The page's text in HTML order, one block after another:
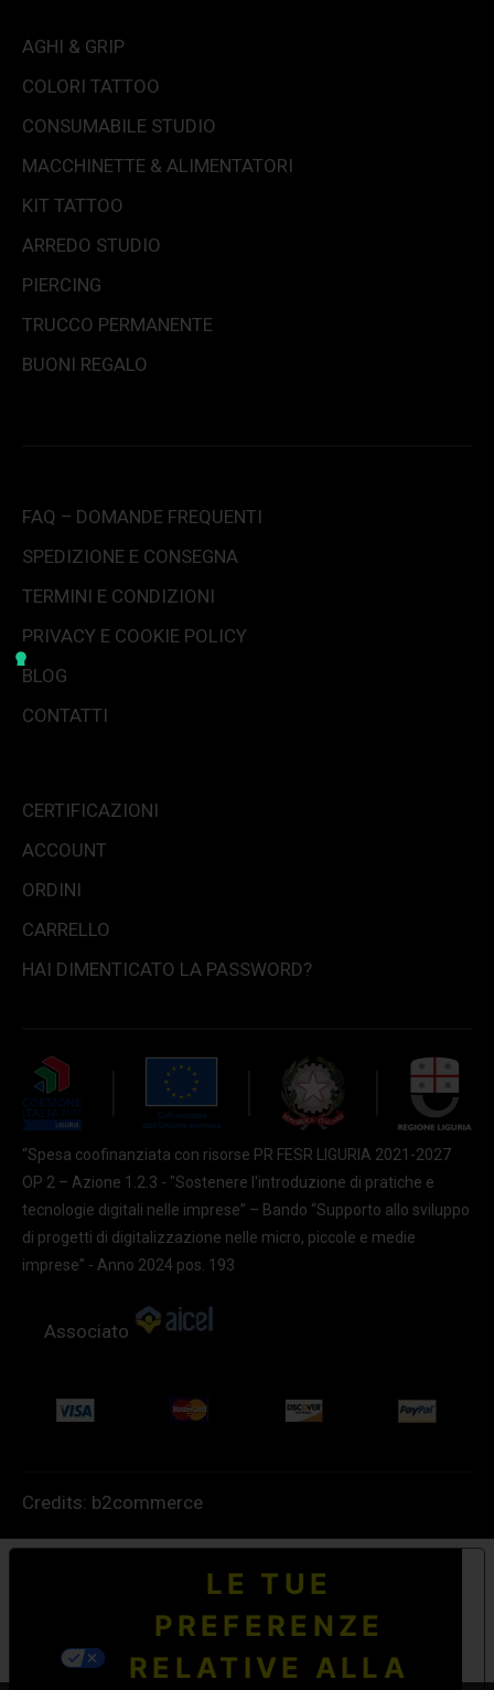
AGHI & GRIP
COLORI TATTOO
CONSUMABILE STUDIO
MACCHINETTE & ALIMENTATORI
KIT TATTOO
ARREDO STUDIO
PIERCING
TRUCCO PERMANENTE
BUONI REGALO
FAQ – DOMANDE FREQUENTI
SPEDIZIONE E CONSEGNA
TERMINI E CONDIZIONI
PRIVACY E COOKIE POLICY
BLOG
CONTATTI
CERTIFICAZIONI
ACCOUNT
ORDINI
CARRELLO
HAI DIMENTICATO LA PASSWORD?
“Spesa coofinanziata con risorse PR FESR LIGURIA 2021-2027
OP 2 – Azione 1.2.3 - "Sostenere l'introduzione di pratiche e
tecnologie digitali nelle imprese” – Bando “Supporto allo sviluppo
di progetti di digitalizzazione nelle micro, piccole e medie
imprese” - Anno 2024 pos. 193
Associato
Credits: b2commerce
LE TUE
PREFERENZE
RELATIVE ALLA